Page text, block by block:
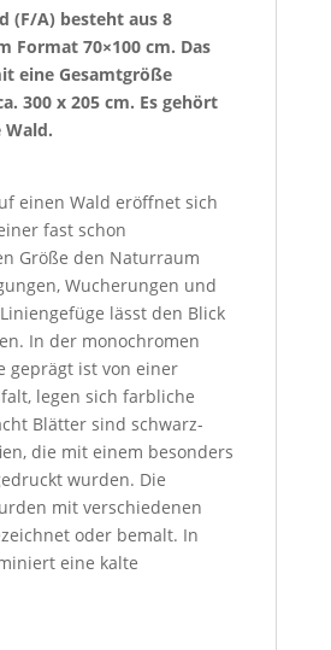
(F/A) besteht aus 8
Format 70×100 cm. Das
eine Gesamtgröße
300 x 205 cm. Es gehört
einen Wald eröffnet sich
fast schon
Größe den Naturraum
Wucherungen und
lässt den Blick
In der monochromen
geprägt ist von einer
legen sich farbliche
Blätter sind schwarz-
die mit einem besonders
wurden. Die
mit verschiedenen
oder bemalt. In
eine kalte